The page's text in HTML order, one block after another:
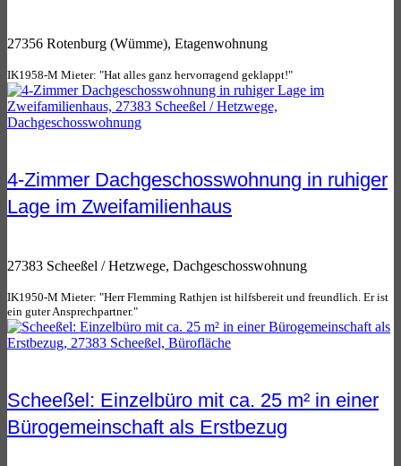
27356 Rotenburg (Wümme), Etagenwohnung
IK1958-M Mieter: "Hat alles ganz hervorragend geklappt!"
4-Zimmer Dachgeschosswohnung in ruhiger
Lage im Zweifamilienhaus
27383 Scheeßel / Hetzwege, Dachgeschosswohnung
IK1950-M Mieter: "Herr Flemming Rathjen ist hilfsbereit und freundlich. Er ist
ein guter Ansprechpartner."
Scheeßel: Einzelbüro mit ca. 25 m² in einer
Bürogemeinschaft als Erstbezug